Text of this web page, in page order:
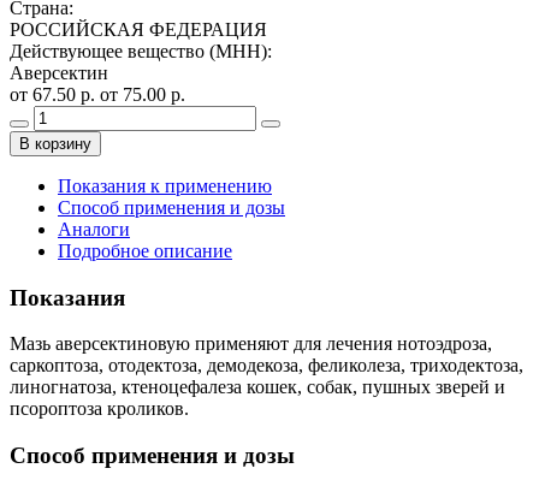
Страна:
РОССИЙСКАЯ ФЕДЕРАЦИЯ
Действующее вещество (МНН):
Аверсектин
от 67.50 р. от 75.00 р.
В корзину
Показания к применению
Способ применения и дозы
Аналоги
Подробное описание
Показания
Мазь аверсектиновую применяют для лечения нотоэдроза,
саркоптоза, отодектоза, демодекоза, феликолеза, триходектоза,
линогнатоза, ктеноцефалеза кошек, собак, пушных зверей и
псороптоза кроликов.
Способ применения и дозы